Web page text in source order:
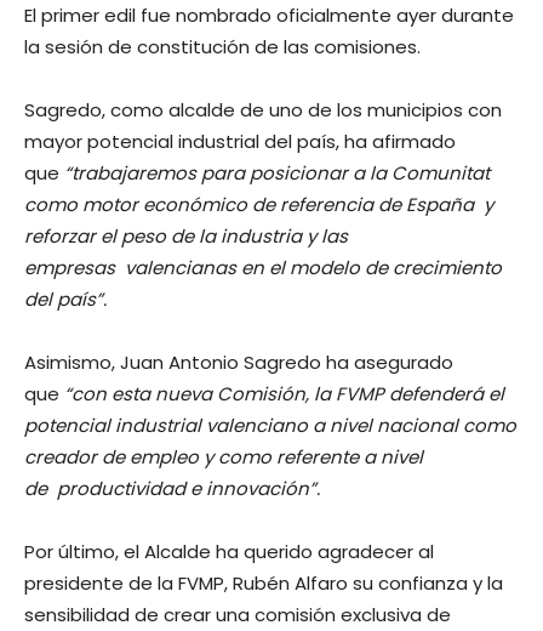
El primer edil fue nombrado oficialmente ayer durante
la sesión de constitución de las comisiones.
Sagredo, como alcalde de uno de los municipios con
mayor potencial industrial del país, ha afirmado
que “trabajaremos para posicionar a la Comunitat
como motor económico de referencia de España y
reforzar el peso de la industria y las
empresas valencianas en el modelo de crecimiento
del país”.
Asimismo, Juan Antonio Sagredo ha asegurado
que “con esta nueva Comisión, la FVMP defenderá el
potencial industrial valenciano a nivel nacional como
creador de empleo y como referente a nivel
de productividad e innovación”.
Por último, el Alcalde ha querido agradecer al
presidente de la FVMP, Rubén Alfaro su confianza y la
sensibilidad de crear una comisión exclusiva de